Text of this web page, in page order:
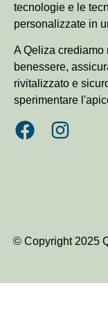
tecnologie e le
personalizzate in
A Qeliza crediamo
benessere,
rivitalizzato e
sperimentare
© Copyright 2025